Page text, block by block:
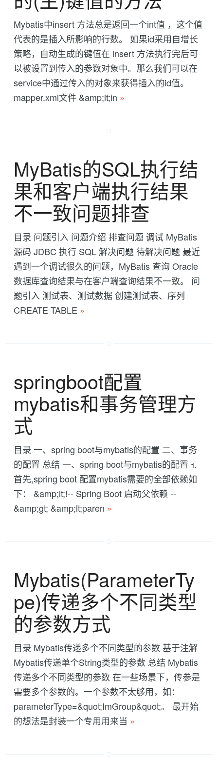
Mybatis中insert 方法总是返回一个int值 ，这个值
代表的是插入所影响的行数。 如果id采用自增长
策略，自动生成的键值在 insert 方法执行完后可
以被设置到传入的参数对象中。那么我们可以在
service中通过传入的对象来获得插入的id值。
mapper.xml文件 &amp;lt;in »
MyBatis的SQL执行结
果和客户端执行结果
不一致问题排查
目录 问题引入 问题介绍 排查问题 调试 MyBatis
源码 JDBC 执行 SQL 解决问题 待解决问题 最近
遇到一个调试很久的问题，MyBatis 查询 Oracle
数据库查询结果与在客户端查询结果不一致。 问
题引入 测试表、测试数据 创建测试表、序列
CREATE TABLE »
springboot配置
mybatis和事务管理方
式
目录 一、spring boot与mybatis的配置 二、事务
的配置 总结 一、spring boot与mybatis的配置 1.
首先,spring boot 配置mybatis需要的全部依赖如
下： &amp;lt;!-- Spring Boot 启动父依赖 --
&amp;gt; &amp;lt;paren »
Mybatis(ParameterTy
pe)传递多个不同类型
的参数方式
目录 Mybatis传递多个不同类型的参数 基于注解
Mybatis传递单个String类型的参数 总结 Mybatis
传递多个不同类型的参数 在一些场景下，传参是
需要多个参数的。一个参数不太够用，如：
parameterType=&quot;ImGroup&quot;。 最开始
的想法是封装一个专用用来当 »